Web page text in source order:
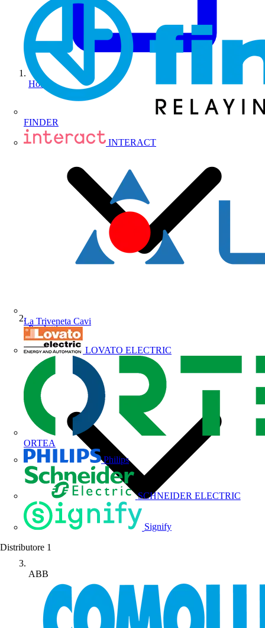
FINDER
INTERACT
La Triveneta Cavi
LOVATO ELECTRIC
ORTEA
Philips
SCHNEIDER ELECTRIC
Signify
Distributore 1
Home
Prodotti
ABB